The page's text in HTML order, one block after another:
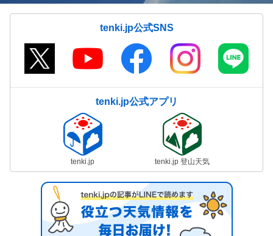
tenki.jp公式SNS
tenki.jp公式アプリ
tenki.jp tenki.jp 登山天気